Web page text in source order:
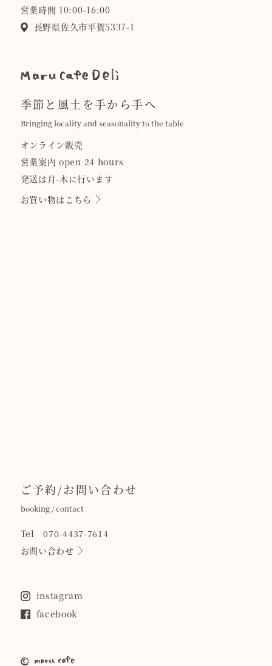
営業時間 10:00-16:00
長野県佐久市平賀5337-1
季節と風土を手から手へ
Bringing locality and seasonality to the table
オンライン販売
営業案内 open 24 hours
発送は月-木に行います
お買い物はこちら
ご予約/お問い合わせ
booking / contact
Tel 070-4437-7614
お問い合わせ
instagram
facebook